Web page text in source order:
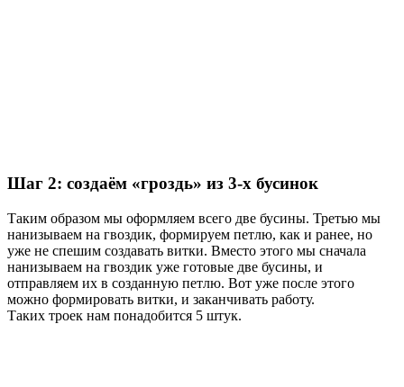
Шаг 2: создаём «гроздь» из 3-х бусинок
Таким образом мы оформляем всего две бусины. Третью мы
нанизываем на гвоздик, формируем петлю, как и ранее, но
уже не спешим создавать витки. Вместо этого мы сначала
нанизываем на гвоздик уже готовые две бусины, и
отправляем их в созданную петлю. Вот уже после этого
можно формировать витки, и заканчивать работу.
Таких троек нам понадобится 5 штук.